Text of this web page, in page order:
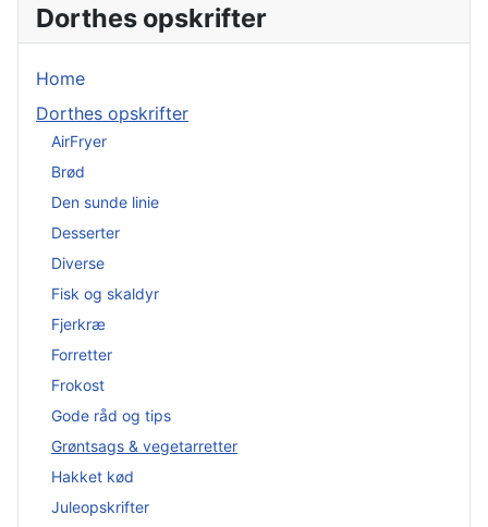
Dorthes opskrifter
Home
Dorthes opskrifter
AirFryer
Brød
Den sunde linie
Desserter
Diverse
Fisk og skaldyr
Fjerkræ
Forretter
Frokost
Gode råd og tips
Grøntsags & vegetarretter
Hakket kød
Juleopskrifter